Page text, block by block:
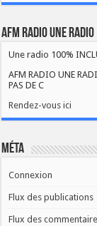
AFM RADIO UNE
Une radio 100%
AFM RADIO UNE
PAS DE C
Rendez-vous ici
Méta
Connexion
Flux des publications
Flux des